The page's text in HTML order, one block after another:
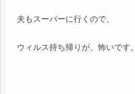
夫もスーパーに行くので、
ウィルス持ち帰りが、怖いです。